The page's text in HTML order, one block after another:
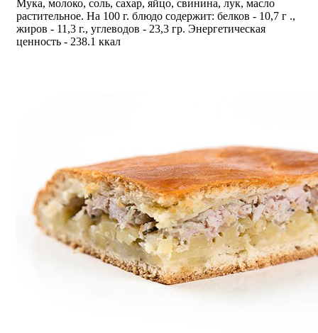
Мука, молоко, соль, сахар, яйцо, свинина, лук, масло
растительное. На 100 г. блюдо содержит: белков - 10,7 г .,
жиров - 11,3 г., углеводов - 23,3 гр. Энергетическая
ценность - 238.1 ккал